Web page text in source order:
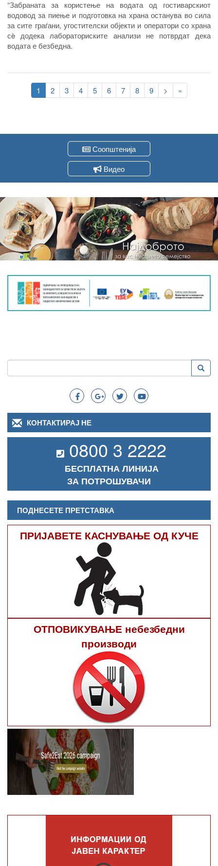
“Забраната за користење на водата од гостиварскиот
водовод за пиење и подготовка на храна останува во сила
за сите граѓани, угостителски објекти и оператори со храна
сè додека лабораториските анализи не потврдат дека
водата е безбедна.
Pagination
Current
page
1 Page
2 Page
3 Page
4 Page
5 Page
6 Page
7 Page
8 Page
9
Следна
страна
>
Last
page
»
Соопштенија
Видео
Search
Пребарување
КОНТАКТИРАЈ НЕ
0800 3 2222
БЕСПЛАТНА ЛИНИЈА
ЗА ПОТРОШУВАЧИ
ПОДНЕСЕТЕ ПРЕТСТАВКА
ПРИЈАВЕТЕ КАСНУВАЊЕ ОД КУЧЕ
ОТПОВИКУВАЊЕ небезбедни
производи